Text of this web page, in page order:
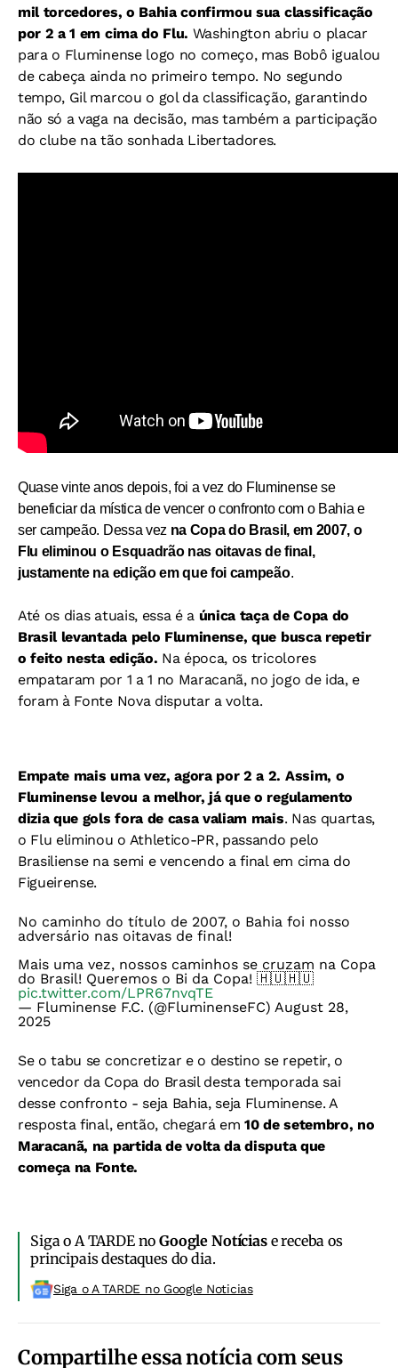
mil torcedores, o Bahia confirmou sua classificação
por 2 a 1 em cima do Flu. Washington abriu o placar
para o Fluminense logo no começo, mas Bobô igualou
de cabeça ainda no primeiro tempo. No segundo
tempo, Gil marcou o gol da classificação, garantindo
não só a vaga na decisão, mas também a participação
do clube na tão sonhada Libertadores.
Quase vinte anos depois, foi a vez do Fluminense se
beneficiar da mística de vencer o confronto com o Bahia e
ser campeão. Dessa vez na Copa do Brasil, em 2007, o
Flu eliminou o Esquadrão nas oitavas de final,
justamente na edição em que foi campeão.
Até os dias atuais, essa é a única taça de Copa do
Brasil levantada pelo Fluminense, que busca repetir
o feito nesta edição. Na época, os tricolores
empataram por 1 a 1 no Maracanã, no jogo de ida, e
foram à Fonte Nova disputar a volta.
Empate mais uma vez, agora por 2 a 2. Assim, o
Fluminense levou a melhor, já que o regulamento
dizia que gols fora de casa valiam mais. Nas quartas,
o Flu eliminou o Athletico-PR, passando pelo
Brasiliense na semi e vencendo a final em cima do
Figueirense.
No caminho do título de 2007, o Bahia foi nosso
adversário nas oitavas de final!
Mais uma vez, nossos caminhos se cruzam na Copa
do Brasil! Queremos o Bi da Copa! 🇭🇺🇭🇺
pic.twitter.com/LPR67nvqTE
— Fluminense F.C. (@FluminenseFC) August 28,
2025
Se o tabu se concretizar e o destino se repetir, o
vencedor da Copa do Brasil desta temporada sai
desse confronto - seja Bahia, seja Fluminense. A
resposta final, então, chegará em10 de setembro, no
Maracanã, na partida de volta da disputa que
começa na Fonte.
Siga o A TARDE noGoogle Notíciase receba os
principais destaques do dia.
Siga o A TARDE no Google Noticias
Compartilhe essa notícia com seus